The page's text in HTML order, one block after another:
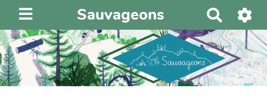
Sauvageons
e
c
h
e
r